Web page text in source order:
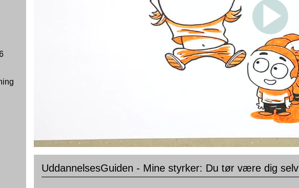
UddannelsesGuiden - Mine styrker: Du tør være dig selv